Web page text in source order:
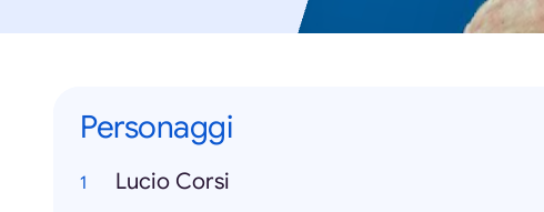
Personaggi
Lucio Corsi